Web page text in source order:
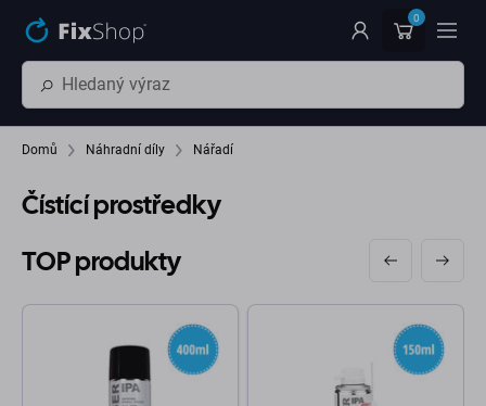
0
Domů Náhradní díly Nářadí
Čístící prostředky
TOP produkty